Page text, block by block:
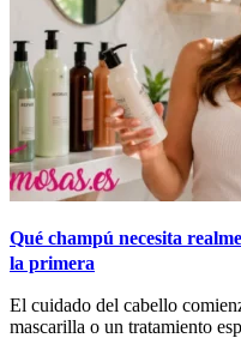
Qué champú necesita
la primera
El cuidado del cabello
mascarilla o un tratamiento